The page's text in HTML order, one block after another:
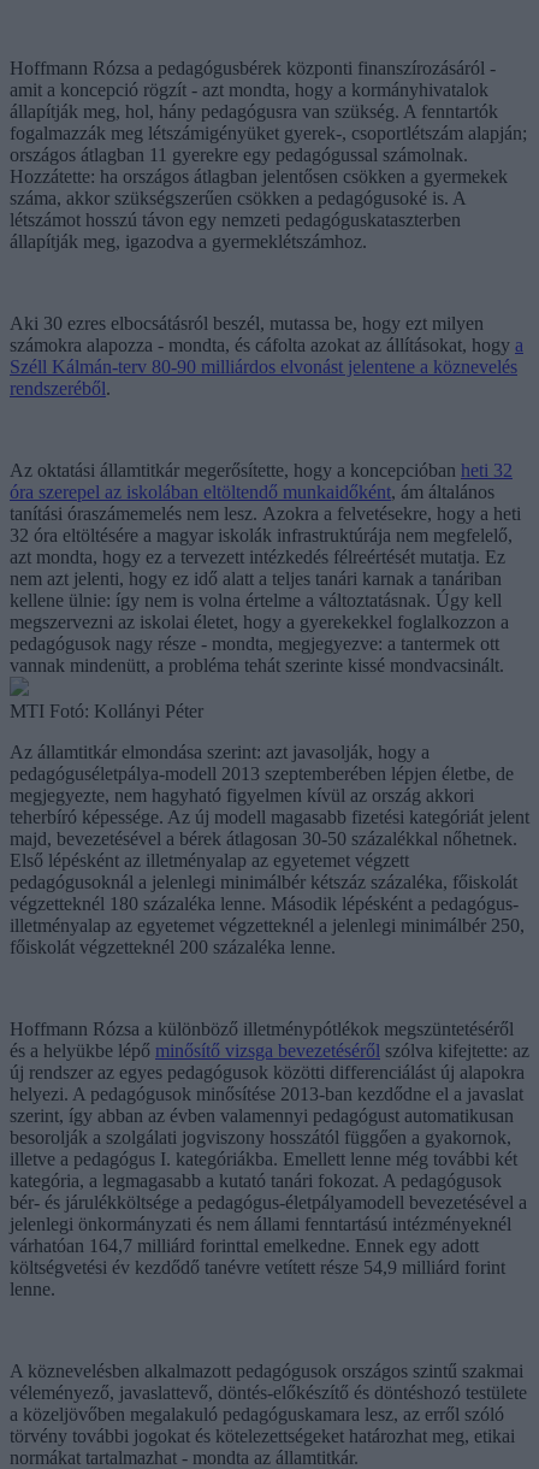
Hoffmann Rózsa a pedagógusbérek központi finanszírozásáról -
amit a koncepció rögzít - azt mondta, hogy a kormányhivatalok
állapítják meg, hol, hány pedagógusra van szükség. A fenntartók
fogalmazzák meg létszámigényüket gyerek-, csoportlétszám alapján;
országos átlagban 11 gyerekre egy pedagógussal számolnak.
Hozzátette: ha országos átlagban jelentősen csökken a gyermekek
száma, akkor szükségszerűen csökken a pedagógusoké is. A
létszámot hosszú távon egy nemzeti pedagóguskataszterben
állapítják meg, igazodva a gyermeklétszámhoz.
Aki 30 ezres elbocsátásról beszél, mutassa be, hogy ezt milyen
számokra alapozza - mondta, és cáfolta azokat az állításokat, hogy a
Széll Kálmán-terv 80-90 milliárdos elvonást jelentene a köznevelés
rendszeréből.
Az oktatási államtitkár megerősítette, hogy a koncepcióban heti 32
óra szerepel az iskolában eltöltendő munkaidőként, ám általános
tanítási óraszámemelés nem lesz. Azokra a felvetésekre, hogy a heti
32 óra eltöltésére a magyar iskolák infrastruktúrája nem megfelelő,
azt mondta, hogy ez a tervezett intézkedés félreértését mutatja. Ez
nem azt jelenti, hogy ez idő alatt a teljes tanári karnak a tanáriban
kellene ülnie: így nem is volna értelme a változtatásnak. Úgy kell
megszervezni az iskolai életet, hogy a gyerekekkel foglalkozzon a
pedagógusok nagy része - mondta, megjegyezve: a tantermek ott
vannak mindenütt, a probléma tehát szerinte kissé mondvacsinált.
MTI Fotó: Kollányi Péter
Az államtitkár elmondása szerint: azt javasolják, hogy a
pedagóguséletpálya-modell 2013 szeptemberében lépjen életbe, de
megjegyezte, nem hagyható figyelmen kívül az ország akkori
teherbíró képessége. Az új modell magasabb fizetési kategóriát jelent
majd, bevezetésével a bérek átlagosan 30-50 százalékkal nőhetnek.
Első lépésként az illetményalap az egyetemet végzett
pedagógusoknál a jelenlegi minimálbér kétszáz százaléka, főiskolát
végzetteknél 180 százaléka lenne. Második lépésként a pedagógus-
illetményalap az egyetemet végzetteknél a jelenlegi minimálbér 250,
főiskolát végzetteknél 200 százaléka lenne.
Hoffmann Rózsa a különböző illetménypótlékok megszüntetéséről
és a helyükbe lépő minősítő vizsga bevezetéséről szólva kifejtette: az
új rendszer az egyes pedagógusok közötti differenciálást új alapokra
helyezi. A pedagógusok minősítése 2013-ban kezdődne el a javaslat
szerint, így abban az évben valamennyi pedagógust automatikusan
besorolják a szolgálati jogviszony hosszától függően a gyakornok,
illetve a pedagógus I. kategóriákba. Emellett lenne még további két
kategória, a legmagasabb a kutató tanári fokozat. A pedagógusok
bér- és járulékköltsége a pedagógus-életpályamodell bevezetésével a
jelenlegi önkormányzati és nem állami fenntartású intézményeknél
várhatóan 164,7 milliárd forinttal emelkedne. Ennek egy adott
költségvetési év kezdődő tanévre vetített része 54,9 milliárd forint
lenne.
A köznevelésben alkalmazott pedagógusok országos szintű szakmai
véleményező, javaslattevő, döntés-előkészítő és döntéshozó testülete
a közeljövőben megalakuló pedagóguskamara lesz, az erről szóló
törvény további jogokat és kötelezettségeket határozhat meg, etikai
normákat tartalmazhat - mondta az államtitkár.